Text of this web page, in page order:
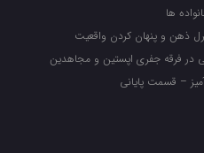
ها
ذهن و پنهان کردن واقعیت
در فرقه جفری اپستین و مجاهدین
– قسمت پایانی